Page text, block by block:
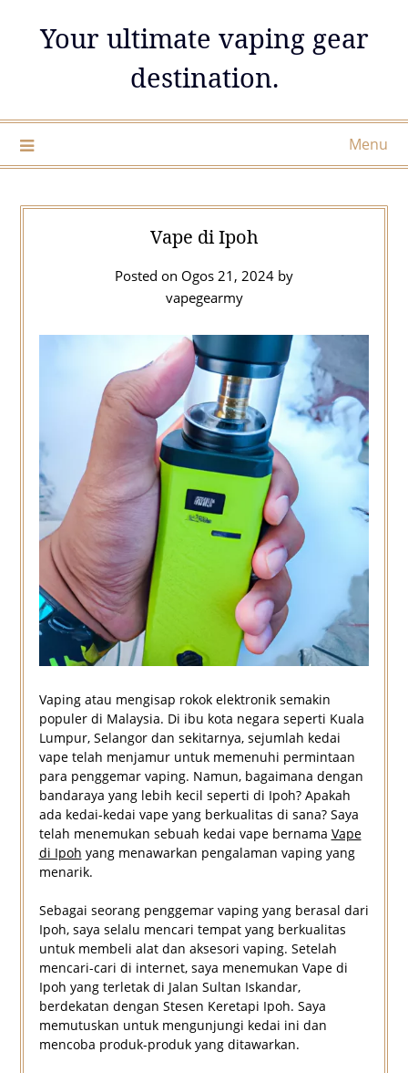
Your ultimate vaping gear
destination.
Menu
Vape di Ipoh
Posted on Ogos 21, 2024 by
vapegearmy
Vaping atau mengisap rokok elektronik semakin
populer di Malaysia. Di ibu kota negara seperti Kuala
Lumpur, Selangor dan sekitarnya, sejumlah kedai
vape telah menjamur untuk memenuhi permintaan
para penggemar vaping. Namun, bagaimana dengan
bandaraya yang lebih kecil seperti di Ipoh? Apakah
ada kedai-kedai vape yang berkualitas di sana? Saya
telah menemukan sebuah kedai vape bernama Vape
di Ipoh yang menawarkan pengalaman vaping yang
menarik.
Sebagai seorang penggemar vaping yang berasal dari
Ipoh, saya selalu mencari tempat yang berkualitas
untuk membeli alat dan aksesori vaping. Setelah
mencari-cari di internet, saya menemukan Vape di
Ipoh yang terletak di Jalan Sultan Iskandar,
berdekatan dengan Stesen Keretapi Ipoh. Saya
memutuskan untuk mengunjungi kedai ini dan
mencoba produk-produk yang ditawarkan.